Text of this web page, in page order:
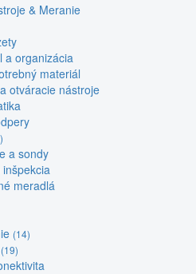
& Meranie
a organizácia
materiál
otváracie nástroje
a sondy
meradlá
(14)
(19)